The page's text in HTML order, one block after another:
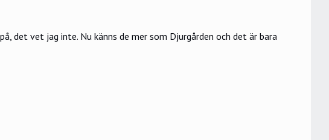
det vet jag inte. Nu känns de mer som Djurgården och det är bara